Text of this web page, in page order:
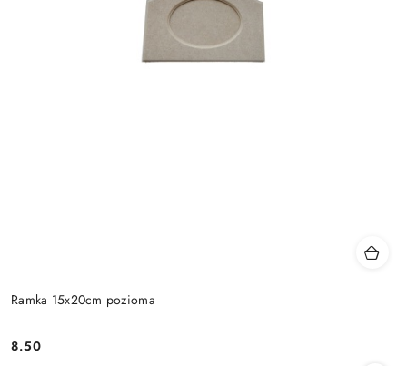
Ramka 15x20cm pozioma
Cena:
8.50